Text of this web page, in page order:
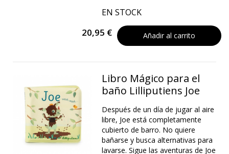
EN STOCK
20,95 € Añadir al carrito
Libro Mágico para el
baño Lilliputiens Joe
Después de un día de jugar al aire
libre, Joe está completamente
cubierto de barro. No quiere
bañarse y busca alternativas para
lavarse. Sigue las aventuras de Joe